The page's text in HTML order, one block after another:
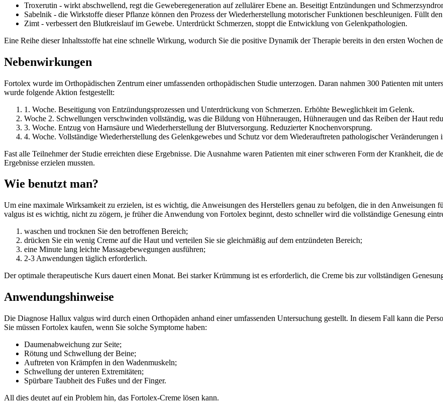
Troxerutin - wirkt abschwellend, regt die Geweberegeneration auf zellulärer Ebene an. Beseitigt Entzündungen und
Sabelnik - die Wirkstoffe dieser Pflanze können den Prozess der Wiederherstellung motorischer Funktionen beschleunigen. Füllt
Zimt - verbessert den Blutkreislauf im Gewebe. Unterdrückt Schmerzen, stoppt die Entwicklung von Gelenkpathologien.
Eine Reihe dieser Inhaltsstoffe hat eine schnelle Wirkung, wodurch Sie die positive Dynamik der Therapie bereits in den ersten Wochen
Nebenwirkungen
Fortolex wurde im Orthopädischen Zentrum einer umfassenden orthopädischen Studie unterzogen. Daran nahmen 300 Patienten mit
wurde folgende Aktion festgestellt:
1. Woche. Beseitigung von Entzündungsprozessen und Unterdrückung von Schmerzen. Erhöhte Beweglichkeit im Gelenk.
Woche 2. Schwellungen verschwinden vollständig, was die Bildung von Hühneraugen, Hühneraugen und das Reiben der Haut
3. Woche. Entzug von Harnsäure und Wiederherstellung der Blutversorgung. Reduzierter Knochenvorsprung.
4. Woche. Vollständige Wiederherstellung des Gelenkgewebes und Schutz vor dem Wiederauftreten pathologischer Veränderungen
Fast alle Teilnehmer der Studie erreichten diese Ergebnisse. Die Ausnahme waren Patienten mit einer schweren Form der Krankheit, die
Ergebnisse erzielen mussten.
Wie benutzt man?
Um eine maximale Wirksamkeit zu erzielen, ist es wichtig, die Anweisungen des Herstellers genau zu befolgen, die in den
valgus ist es wichtig, nicht zu zögern, je früher die Anwendung von Fortolex beginnt, desto schneller wird die vollständige Genesung
waschen und trocknen Sie den betroffenen Bereich;
drücken Sie ein wenig Creme auf die Haut und verteilen Sie sie gleichmäßig auf dem entzündeten Bereich;
eine Minute lang leichte Massagebewegungen ausführen;
2-3 Anwendungen täglich erforderlich.
Der optimale therapeutische Kurs dauert einen Monat. Bei starker Krümmung ist es erforderlich, die Creme bis zur vollständigen
Anwendungshinweise
Die Diagnose Hallux valgus wird durch einen Orthopäden anhand einer umfassenden Untersuchung gestellt. In diesem Fall kann die
Sie müssen Fortolex kaufen, wenn Sie solche Symptome haben:
Daumenabweichung zur Seite;
Rötung und Schwellung der Beine;
Auftreten von Krämpfen in den Wadenmuskeln;
Schwellung der unteren Extremitäten;
Spürbare Taubheit des Fußes und der Finger.
All dies deutet auf ein Problem hin, das Fortolex-Creme lösen kann.